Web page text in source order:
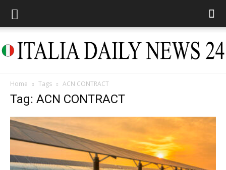
Italia
Home Tags ACN CONTRACT
Tag: ACN CONTRACT